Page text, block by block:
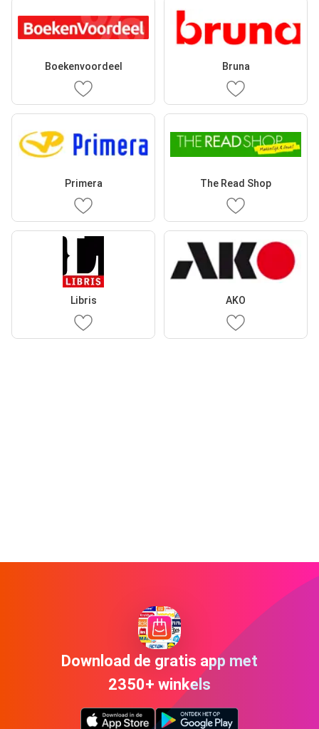
Boekenvoordeel Bruna
Primera The Read Shop
Libris AKO
Download de gratis app met
2350+ winkels